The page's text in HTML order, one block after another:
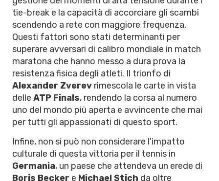
tie-break e la capacità di accorciare gli scambi
scendendo a rete con maggiore frequenza.
Questi fattori sono stati determinanti per
superare avversari di calibro mondiale in match
maratona che hanno messo a dura prova la
resistenza fisica degli atleti. Il trionfo di
Alexander Zverev rimescola le carte in vista
delle ATP Finals, rendendo la corsa al numero
uno del mondo più aperta e avvincente che mai
per tutti gli appassionati di questo sport.
Infine, non si può non considerare l'impatto
culturale di questa vittoria per il tennis in
Germania, un paese che attendeva un erede di
Boris Becker e Michael Stich da oltre